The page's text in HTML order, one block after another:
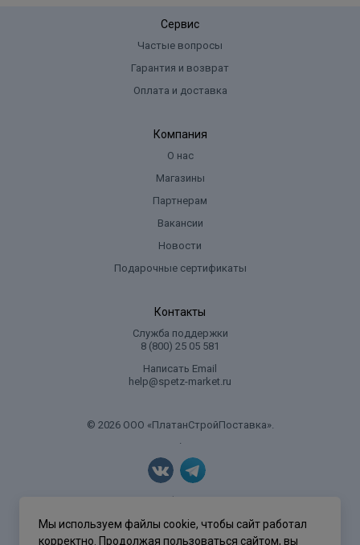
Сервис
Частые вопросы
Гарантия и возврат
Оплата и доставка
Компания
О нас
Магазины
Партнерам
Вакансии
Новости
Подарочные сертификаты
Контакты
Служба поддержки
8 (800) 25 05 581
Написать Email
help@spetz-market.ru
© 2026 ООО «ПлатанСтройПоставка».
.
Политика конфиденциальности
Мы используем файлы cookie, чтобы сайт работал
корректно. Продолжая пользоваться сайтом, вы